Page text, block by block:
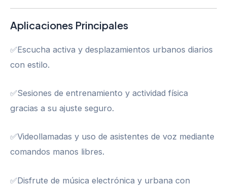
Aplicaciones Principales
✅Escucha activa y desplazamientos urbanos diarios
con estilo.
✅Sesiones de entrenamiento y actividad física
gracias a su ajuste seguro.
✅Videollamadas y uso de asistentes de voz mediante
comandos manos libres.
✅Disfrute de música electrónica y urbana con